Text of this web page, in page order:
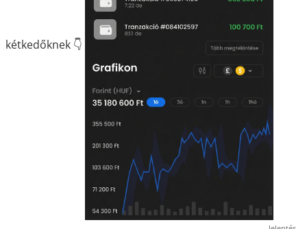
kétkedőknek 👇